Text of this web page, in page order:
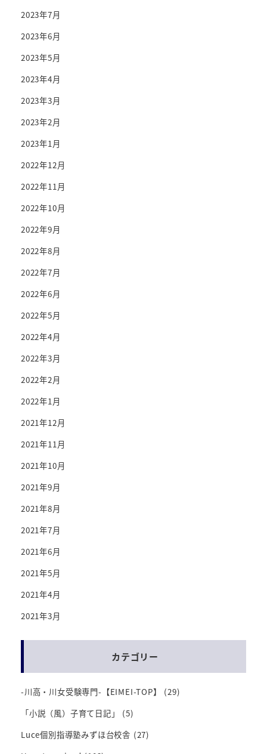
2023年7月
2023年6月
2023年5月
2023年4月
2023年3月
2023年2月
2023年1月
2022年12月
2022年11月
2022年10月
2022年9月
2022年8月
2022年7月
2022年6月
2022年5月
2022年4月
2022年3月
2022年2月
2022年1月
2021年12月
2021年11月
2021年10月
2021年9月
2021年8月
2021年7月
2021年6月
2021年5月
2021年4月
2021年3月
カテゴリー
-川高・川女受験専門-【EIMEI-TOP】
(29)
「小説（風）子育て日記」
(5)
Luce個別指導塾みずほ台校舎 (27)